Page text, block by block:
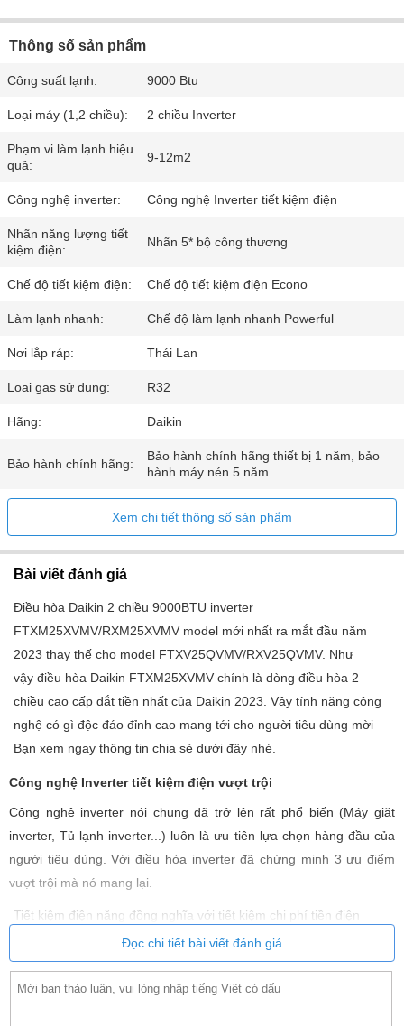
Thông số sản phẩm
Công suất lạnh: 9000 Btu
Loại máy (1,2 chiều): 2 chiều Inverter
Phạm vi làm lạnh hiệu
quả:
9-12m2
Công nghệ inverter: Công nghệ Inverter tiết kiệm điện
Nhãn năng lượng tiết
kiệm điện:
Nhãn 5* bộ công thương
Chế độ tiết kiệm điện: Chế độ tiết kiệm điện Econo
Làm lạnh nhanh: Chế độ làm lạnh nhanh Powerful
Nơi lắp ráp: Thái Lan
Loại gas sử dụng: R32
Hãng: Daikin
Bảo hành chính hãng:
Bảo hành chính hãng thiết bị 1 năm, bảo
hành máy nén 5 năm
Xem chi tiết thông số sản phẩm
Bài viết đánh giá
Điều hòa Daikin 2 chiều 9000BTU inverter
FTXM25XVMV/RXM25XVMV model mới nhất ra mắt đầu năm
2023 thay thế cho model FTXV25QVMV/RXV25QVMV. Như
vậy điều hòa Daikin FTXM25XVMV chính là dòng điều hòa 2
chiều cao cấp đắt tiền nhất của Daikin 2023. Vậy tính năng công
nghệ có gì độc đáo đỉnh cao mang tới cho người tiêu dùng mời
Bạn xem ngay thông tin chia sẻ dưới đây nhé.
Công nghệ Inverter tiết kiệm điện vượt trội
Công nghệ inverter nói chung đã trở lên rất phổ biến (Máy giặt
inverter, Tủ lạnh inverter...) luôn là ưu tiên lựa chọn hàng đầu của
người tiêu dùng. Với điều hòa inverter đã chứng minh 3 ưu điểm
vượt trội mà nó mang lại.
Tiết kiệm điện năng đồng nghĩa với tiết kiệm chi phí tiền điện
hàng tháng cho Bạn. Theo như điều kiện trong phòng thí nghiệm
tiêu chuẩn thì số tiền tiết kiệm có thể lên đến 400.000đ -
600.000đ / 1 tháng. Mang lại cảm giác thoải mái dễ chịu bởi vì
Đọc chi tiết bài viết đánh giá